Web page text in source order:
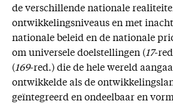
de verschillende nationale
ontwikkelingsniveaus en met
nationale beleid en de nationale
om universele doelstellingen (17-
(169-red.) die de hele wereld
ontwikkelde als de
geïntegreerd en ondeelbaar en